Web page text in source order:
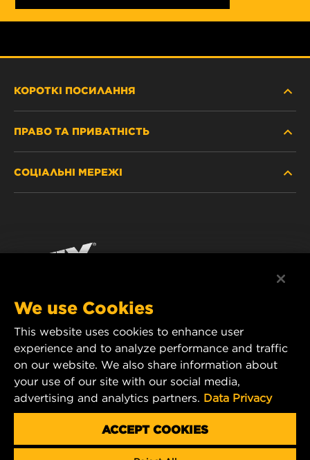
КОРОТКІ ПОСИЛАННЯ
ПРАВО ТА ПРИВАТНІСТЬ
ЗАХИСТ ПЕРСОНАЛЬНИХ ДАНИХ
РЕКВІЗИТИ
СОЦІАЛЬНІ МЕРЕЖІ
MANN+HUMMEL FT Poland
ul. Wrocławska 145,
63-800 GOSTYŃ, POLAND
Tel. +48 65 572 89 00
E-mail:info@mann-hummel.com
MANN+HUMMEL GROUP
We use Cookies
This website uses cookies to enhance user
experience and to analyze performance and traffic
on our website. We also share information about
your use of our site with our social media,
advertising and analytics partners. Data Privacy
ACCEPT COOKIES